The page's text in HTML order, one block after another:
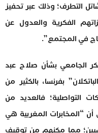
التطرف؛ وذلك عبر تحفيز
الفكرية والعدول عن
في المجتمع”.
الجامعي بشأن صلاح عبد
بفرنسا، بالكثير من
التواصلية؛ فالعديد من
أن “المخابرات المغربية هي
مما مكنهم من توقيف